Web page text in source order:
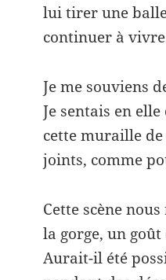
lui tirer une
continuer à
Je me souviens
Je sentais en
cette muraille
joints, comme
Cette scène
la gorge, un
Aurait-il été